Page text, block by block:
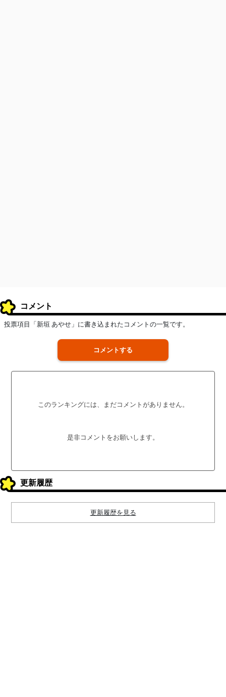
コメント
投票項目「新垣 あやせ」に書き込まれたコメントの一覧です。
コメントする
このランキングには、まだコメントがありません。
是非コメントをお願いします。
更新履歴
更新履歴を見る